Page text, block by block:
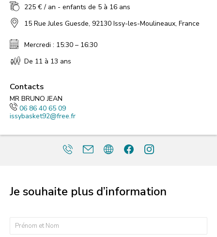
225 € / an - enfants de 5 à 16 ans
15 Rue Jules Guesde, 92130 Issy-les-Moulineaux, France
Mercredi : 15:30 – 16:30
De 11 à 13 ans
Contacts
MR BRUNO JEAN
06 86 40 65 09
issybasket92@free.fr
Je souhaite plus d’information